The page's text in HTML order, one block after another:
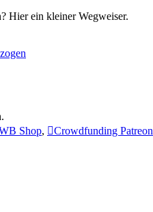
Hier ein kleiner Wegweiser.
Shop,
Crowdfunding Patreon